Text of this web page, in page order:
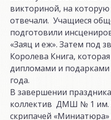
викториной, на которую
отвечали. Учащиеся
подготовили
«Заяц и еж». Затем под
Королева Книга,
дипломами и подарками
года.
В завершении
коллектив ДМШ № 1 им.
скрипачей